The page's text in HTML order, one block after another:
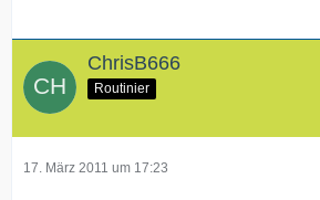
ChrisB666
Routinier
17. März 2011 um 17:23